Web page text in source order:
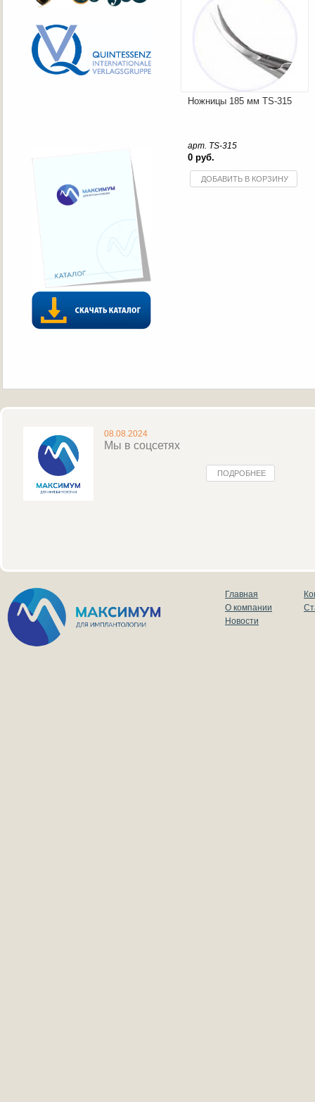
Ножницы 185 мм TS-315
арт. TS-315
0 руб.
ДОБАВИТЬ В КОРЗИНУ
08.08.2024
Мы в соцсетях
ПОДРОБНЕЕ
Главная
О компании
Новости